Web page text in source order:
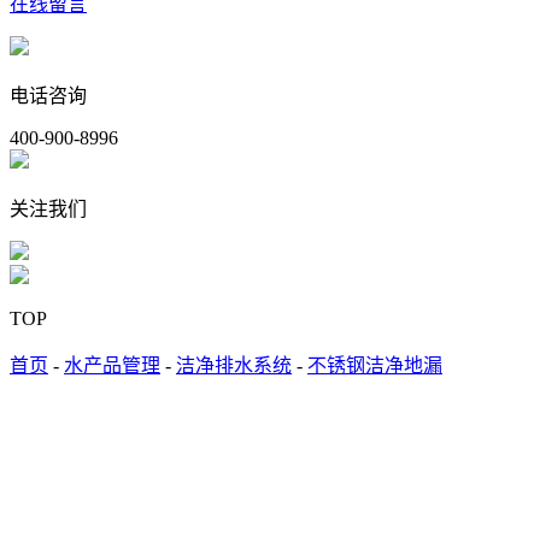
电话咨询
400-900-8996
关注我们
TOP
首页 - 水产品管理 - 洁净排水系统 - 不锈钢洁净地漏